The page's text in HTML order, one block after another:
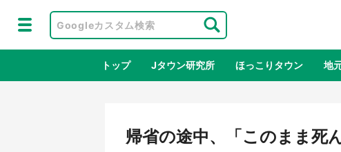
トップ Jタウン研究所 ほっこりタウン 地
地域×二次元
帰省の途中、「このまま死